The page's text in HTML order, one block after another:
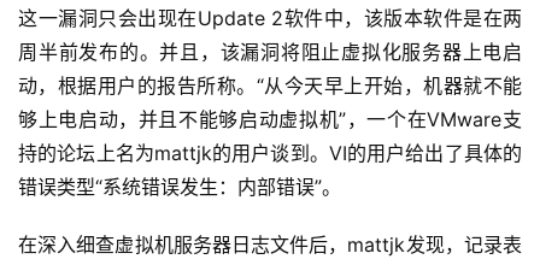
这一漏洞只会出现在Update 2软件中，该版本软件是在两
周半前发布的。并且，该漏洞将阻止虚拟化服务器上电启
动，根据用户的报告所称。“从今天早上开始，机器就不能
够上电启动，并且不能够启动虚拟机”，一个在VMware支
持的论坛上名为mattjk的用户谈到。VI的用户给出了具体的
错误类型“系统错误发生：内部错误”。
在深入细查虚拟机服务器日志文件后，mattjk发现，记录表